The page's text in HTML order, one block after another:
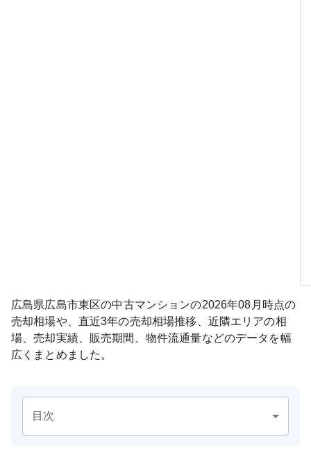
広島県広島市東区の中古マンションの2026年08月 時点の
売却相場や、直近3年の売却相場推移、近隣エリアの相
場、売却実績、販売期間、物件流通量などのデータを幅
広くまとめました。
目次